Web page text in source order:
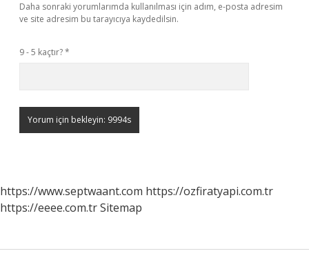
Daha sonraki yorumlarımda kullanılması için adım, e-posta adresim
ve site adresim bu tarayıcıya kaydedilsin.
9 - 5 kaçtır?*
https://www.septwaant.com https://ozfiratyapi.com.tr
https://eeee.com.trSitemap